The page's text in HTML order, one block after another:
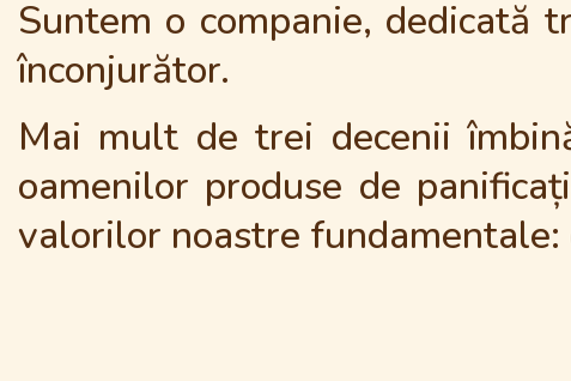
Suntem o companie,
înconjurător.
Mai mult de trei decenii
oamenilor produse de
valorilor noastre